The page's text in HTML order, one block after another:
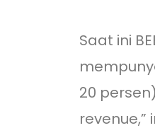
Saat ini
20
revenue,”